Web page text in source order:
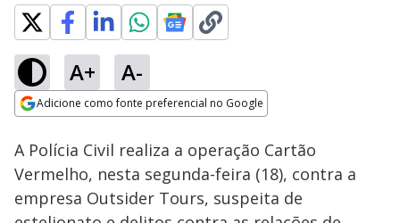
A+ A-
Adicione como fonte preferencial no Google
Ativar
Loaded
67.81%
A Polícia Civil realiza a operação Cartão
Vermelho, nesta segunda-feira (18), contra a
empresa Outsider Tours, suspeita de